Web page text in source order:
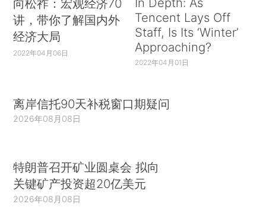
向松祚：宏观经济70
讲，带你了解国内外
经济大局
2022年04月06日
Tencent Lays Off
Staff, Is Its ‘Winter’
Approaching?
2022年04月01日
离岸信托90天补税窗口期疑问
2026年08月08日
特朗普召开矿业圆桌会 拟向
关键矿产投资超20亿美元
2026年08月08日